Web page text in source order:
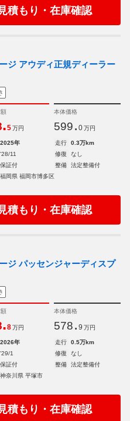
積もり・在庫確認
ジ アウディ正規ディーラー
.5 万円
本体価格
599. 0 万円
2025年 走行
0.3万km
'28/11 修復
なし
保証付 整備
法定整備付
福岡県 福岡市博多区
積もり・在庫確認
ジ パッセンジャーディスプ
.8 万円
本体価格
578. 9 万円
2026年 走行
0.5万km
'29/1 修復
なし
保証付 整備
法定整備付
神奈川県 平塚市
積もり・在庫確認